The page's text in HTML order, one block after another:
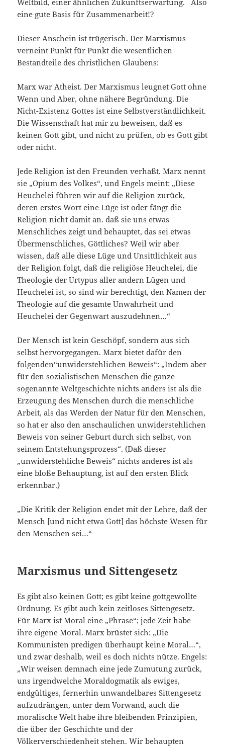
Weltbild, einer ähnlichen Zukunftserwartung. Also
eine gute Basis für Zusammenarbeit!?
Dieser Anschein ist trügerisch. Der Marxismus
verneint Punkt für Punkt die wesentlichen
Bestandteile des christlichen Glaubens:
Marx war Atheist. Der Marxismus leugnet Gott ohne
Wenn und Aber, ohne nähere Begründung. Die
Nicht-Existenz Gottes ist eine Selbstverständlichkeit.
Die Wissenschaft hat mir zu beweisen, daß es
keinen Gott gibt, und nicht zu prüfen, ob es Gott gibt
oder nicht.
Jede Religion ist den Freunden verhaßt. Marx nennt
sie „Opium des Volkes“, und Engels meint: „Diese
Heuchelei führen wir auf die Religion zurück,
deren erstes Wort eine Lüge ist oder fängt die
Religion nicht damit an. daß sie uns etwas
Menschliches zeigt und behauptet, das sei etwas
Übermenschliches, Göttliches? Weil wir aber
wissen, daß alle diese Lüge und Unsittlichkeit aus
der Religion folgt, daß die religiöse Heuchelei, die
Theologie der Urtypus aller andern Lügen und
Heuchelei ist, so sind wir berechtigt, den Namen der
Theologie auf die gesamte Unwahrheit und
Heuchelei der Gegenwart auszudehnen…“
Der Mensch ist kein Geschöpf, sondern aus sich
selbst hervorgegangen. Marx bietet dafür den
folgenden“unwiderstehlichen Beweis“: „Indem aber
für den sozialistischen Menschen die ganze
sogenannte Weltgeschichte nichts anders ist als die
Erzeugung des Menschen durch die menschliche
Arbeit, als das Werden der Natur für den Menschen,
so hat er also den anschaulichen unwiderstehlichen
Beweis von seiner Geburt durch sich selbst, von
seinem Entstehungsprozess“. (Daß dieser
„unwiderstehliche Beweis“ nichts anderes ist als
eine bloße Behauptung, ist auf den ersten Blick
erkennbar.)
„Die Kritik der Religion endet mit der Lehre, daß der
Mensch [und nicht etwa Gott] das höchste Wesen für
den Menschen sei…“
Marxismus und Sittengesetz
Es gibt also keinen Gott; es gibt keine gottgewollte
Ordnung. Es gibt auch kein zeitloses Sittengesetz.
Für Marx ist Moral eine „Phrase“; jede Zeit habe
ihre eigene Moral. Marx brüstet sich: „Die
Kommunisten predigen überhaupt keine Moral…“,
und zwar deshalb, weil es doch nichts nütze. Engels:
„Wir weisen demnach eine jede Zumutung zurück,
uns irgendwelche Moraldogmatik als ewiges,
endgültiges, fernerhin unwandelbares Sittengesetz
aufzudrängen, unter dem Vorwand, auch die
moralische Welt habe ihre bleibenden Prinzipien,
die über der Geschichte und der
Völkerverschiedenheit stehen. Wir behaupten